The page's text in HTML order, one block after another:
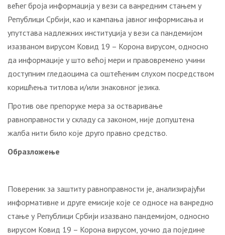
већег броја информација у вези са ванредним стањем у
Републици Србији, као и кампања јавног информисања и
упутстава надлежних институција у вези са пандемијом
изазваном вирусом Ковид 19 – Корона вирусом, односно
да информације у што већој мери и правовремено учини
доступним гледаоцима са оштећеним слухом посредством
коришћења титлова и/или знаковног језика.
Против ове препоруке мера за остваривање
равноправности у складу са законом, није допуштена
жалба нити било које друго правно средство.
Образложење
Повереник за заштиту равноправности је, анализирајући
информативне и друге емисије које се односе на ванредно
стање у Републици Србији изазвано пандемијом, односно
вирусом Ковид 19 – Корона вирусом, уочио да поједине